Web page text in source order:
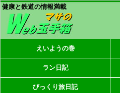
健康と鉄道の情報満載
えいようの巻
ラン日記
びっくり旅日記